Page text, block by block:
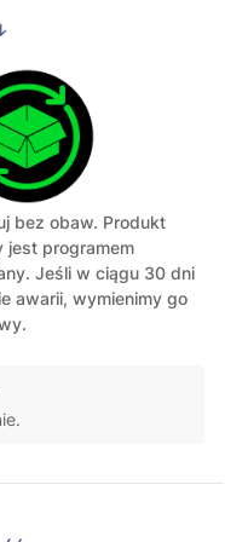
bez obaw. Produkt
jest programem
Jeśli w ciągu 30 dni
awarii, wymienimy go